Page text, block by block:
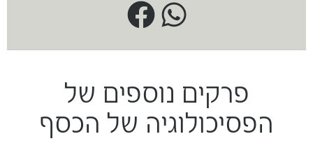
פרקים נוספים של
הפסיכולוגיה של הכסף